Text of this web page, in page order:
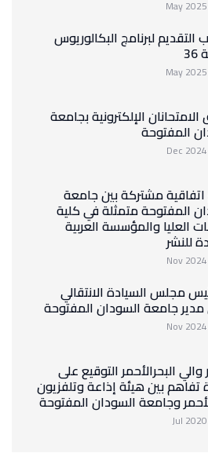
التقديم لبرنامج البكالوريوس
الامتحانان الإلكترونية بجامعة
المفتوحة
مشتركة بين جامعة
المفتوحة متمثلة في كلية
العليا والمؤسسة العربية
للنشر
مجلس السيادة الانتقالي
مدير جامعة السودان المفتوحة
البحرالأحمر التوقيع على
بين هيئة إذاعة وتلفزيون
وجامعة السودان المفتوحة